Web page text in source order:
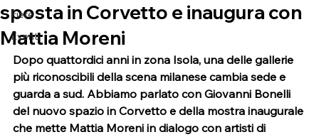
Fiere
Eventi
sposta in Corvetto e inaugura con
Mattia Moreni
Dopo quattordici anni in zona Isola, una delle gallerie
più riconoscibili della scena milanese cambia sede e
guarda a sud. Abbiamo parlato con Giovanni Bonelli
del nuovo spazio in Corvetto e della mostra inaugurale
che mette Mattia Moreni in dialogo con artisti di